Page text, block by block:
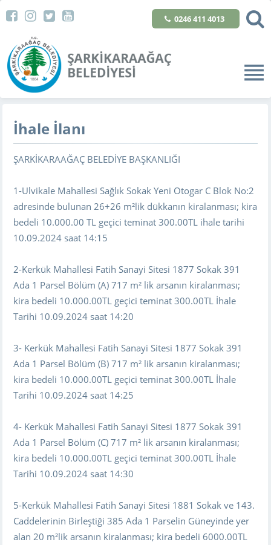
0246 411 4013
İhale İlanı
ŞARKİKARAAĞAÇ BELEDİYE BAŞKANLIĞI
1-Ulvikale Mahallesi Sağlık Sokak Yeni Otogar C Blok No:2
adresinde bulunan 26+26 m²lik dükkanın kiralanması; kira
bedeli 10.000.00 TL geçici teminat 300.00TL ihale tarihi
10.09.2024 saat 14:15
2-Kerkük Mahallesi Fatih Sanayi Sitesi 1877 Sokak 391
Ada 1 Parsel Bölüm (A) 717 m² lik arsanın kiralanması;
kira bedeli 10.000.00TL geçici teminat 300.00TL İhale
Tarihi 10.09.2024 saat 14:20
3- Kerkük Mahallesi Fatih Sanayi Sitesi 1877 Sokak 391
Ada 1 Parsel Bölüm (B) 717 m² lik arsanın kiralanması;
kira bedeli 10.000.00TL geçici teminat 300.00TL İhale
Tarihi 10.09.2024 saat 14:25
4- Kerkük Mahallesi Fatih Sanayi Sitesi 1877 Sokak 391
Ada 1 Parsel Bölüm (C) 717 m² lik arsanın kiralanması;
kira bedeli 10.000.00TL geçici teminat 300.00TL İhale
Tarihi 10.09.2024 saat 14:30
5-Kerkük Mahallesi Fatih Sanayi Sitesi 1881 Sokak ve 143.
Caddelerinin Birleştiği 385 Ada 1 Parselin Güneyinde yer
alan 20 m²lik arsanın kiralanması; kira bedeli 6000.00TL